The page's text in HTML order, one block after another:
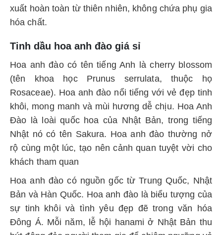
xuất hoàn toàn từ thiên nhiên, không chứa phụ gia
hóa chất.
Tinh dầu hoa anh đào giá sỉ
Hoa anh đào có tên tiếng Anh là cherry blossom
(tên khoa học Prunus serrulata, thuộc họ
Rosaceae). Hoa anh đào nổi tiếng với vẻ đẹp tinh
khôi, mong manh và mùi hương dễ chịu. Hoa Anh
Đào là loài quốc hoa của Nhật Bản, trong tiếng
Nhật nó có tên Sakura. Hoa anh đào thường nở
rộ cùng một lúc, tạo nên cảnh quan tuyệt vời cho
khách tham quan
Hoa anh đào có nguồn gốc từ Trung Quốc, Nhật
Bản và Hàn Quốc. Hoa anh đào là biểu tượng của
sự tinh khôi và tình yêu đẹp đẽ trong văn hóa
Đông Á. Mỗi năm, lễ hội hanami ở Nhật Bản thu